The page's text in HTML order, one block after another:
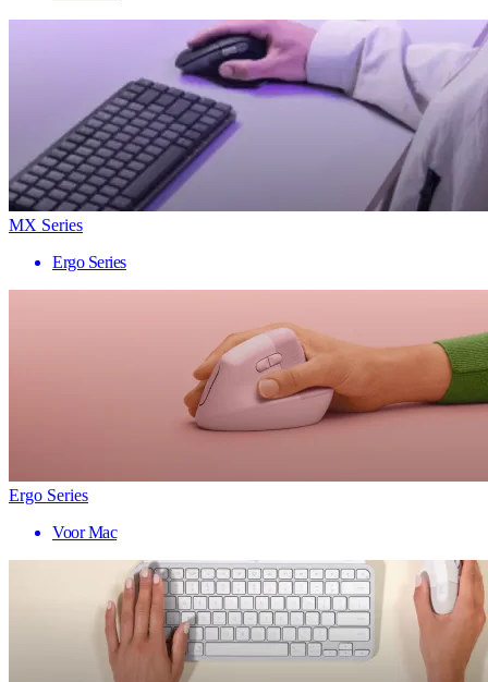
MX Series
Ergo Series
Ergo Series
Voor Mac